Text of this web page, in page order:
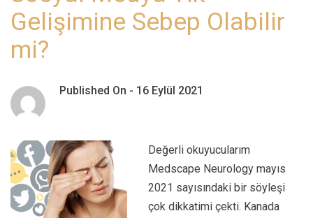
Gelişimine Sebep Olabilir
mi?
Published On - 16 Eylül 2021
Değerli okuyucularım
Medscape Neurology mayıs
2021 sayısındaki bir söyleşi
çok dikkatimi çekti. Kanada